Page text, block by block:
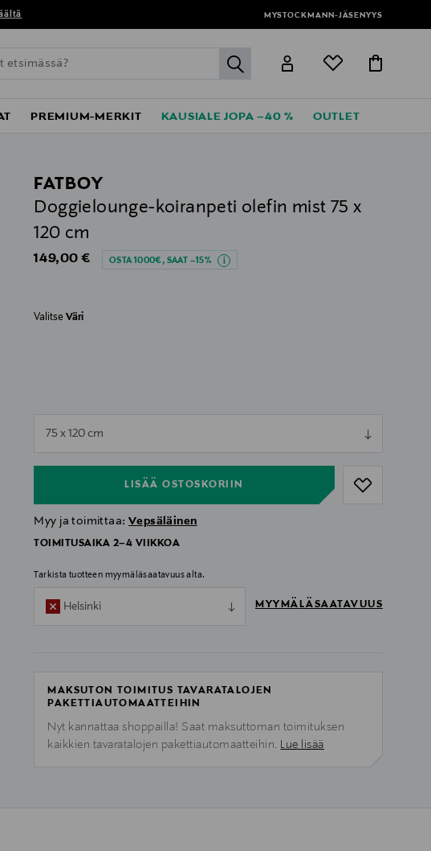
MYSTOCKMANN-JÄSENYYS
label.header.go
PREMIUM-MERKIT KAUSIALE JOPA –40 % OUTLET
FATBOY
Doggielounge-koiranpeti olefin mist 75 x
120 cm
Original Price
149,00 € OSTA 1000€, SAAT –15%
ValitseVäri
75 x 120 cm
LISÄÄ OSTOSKORIIN
null
Myy ja toimittaa: Vepsäläinen
TOIMITUSAIKA 2–4 VIIKKOA
Tarkista tuotteen myymäläsaatavuus alta.
Helsinki MYYMÄLÄSAATAVUUS
MAKSUTON TOIMITUS TAVARATALOJEN
PAKETTIAUTOMAATTEIHIN
Nyt kannattaa shoppailla! Saat maksuttoman toimituksen
kaikkien tavaratalojen pakettiautomaatteihin. Lue lisää